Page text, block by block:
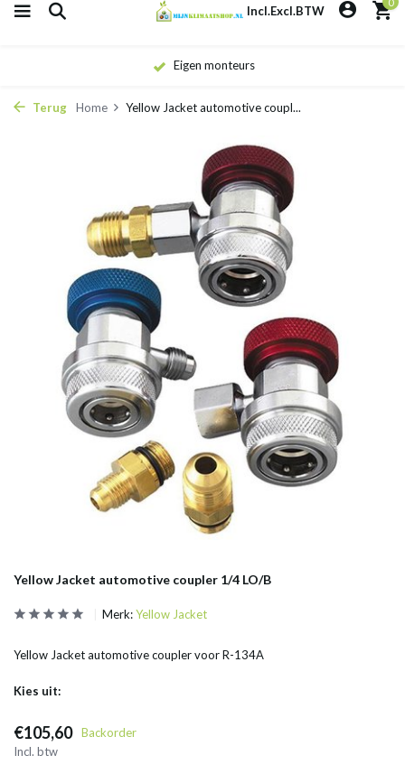
Incl.Excl.BTW
Eigen monteurs
Terug Home Yellow Jacket automotive coupl...
Yellow Jacket automotive coupler 1/4 LO/B
Merk:Yellow Jacket
Yellow Jacket automotive coupler voor R-134A
Kies uit:
€105,60
Backorder
Incl. btw